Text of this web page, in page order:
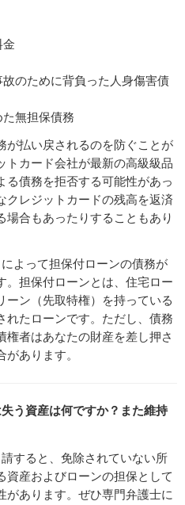
金
のために背負った人身傷害債
無担保債務
が払い戻されるのを防ぐことが
トカード会社が最新の高級級品
る債務を拒否する可能性があっ
クレジットカードの残高を返済
場合もあったりすることもあり
よって担保付ローンの債務が
。担保付ローンとは、住宅ロー
ーン（先取特権）を持っている
れたローンです。ただし、債務
権者はあなたの財産を差し押さ
あります。
失う資産は何ですか？また維持
請すると、免除されていない所
資産およびローンの担保として
があります。ぜひ専門弁護士に